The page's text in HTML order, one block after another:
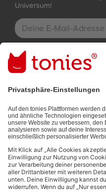
Universum!
E-Mail-Addresse
Mit dem Absenden abonnierst
auf den von dir
informationen) und den von dir
Datenschutzbestimmungen.